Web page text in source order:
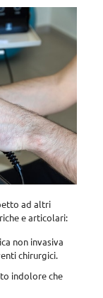
ad altri
e articolari:
non invasiva
chirurgici.
indolore che